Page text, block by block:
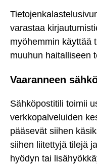
varastaa
myöhemmin käyttää
muuhun haitalliseen
Vaaranneen
Sähköpostitili toimii
verkkopalveluiden
pääsevät siihen
siihen liitettyjä tilejä
hyödyn tai